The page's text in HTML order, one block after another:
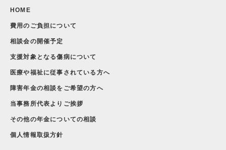
HOME
費用のご負担について
相談会の開催予定
支援対象となる傷病について
医療や福祉に従事されている方へ
障害年金の相談をご希望の方へ
当事務所代表よりご挨拶
その他の年金についての相談
個人情報取扱方針